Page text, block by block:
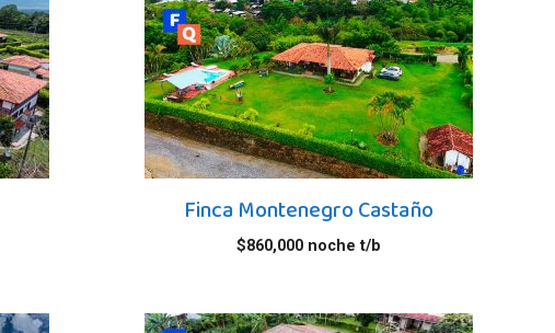
Finca Montenegro Castaño
$860,000 noche t/b